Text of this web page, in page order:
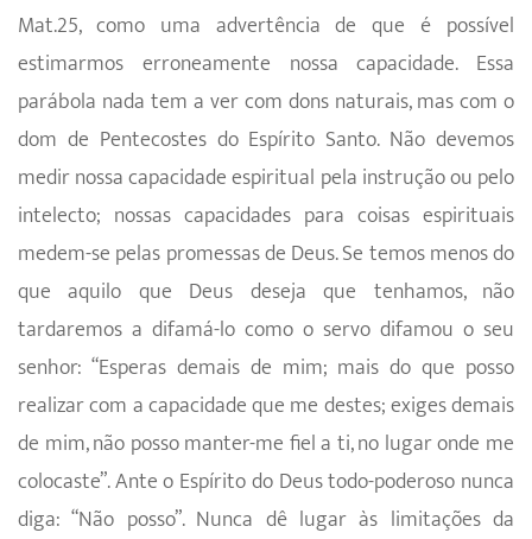
Mat.25, como uma advertência de que é possível
estimarmos erroneamente nossa capacidade. Essa
parábola nada tem a ver com dons naturais, mas com o
dom de Pentecostes do Espírito Santo. Não devemos
medir nossa capacidade espiritual pela instrução ou pelo
intelecto; nossas capacidades para coisas espirituais
medem-se pelas promessas de Deus. Se temos menos do
que aquilo que Deus deseja que tenhamos, não
tardaremos a difamá-lo como o servo difamou o seu
senhor: “Esperas demais de mim; mais do que posso
realizar com a capacidade que me destes; exiges demais
de mim, não posso manter-me fiel a ti, no lugar onde me
colocaste”. Ante o Espírito do Deus todo-poderoso nunca
diga: “Não posso”. Nunca dê lugar às limitações da